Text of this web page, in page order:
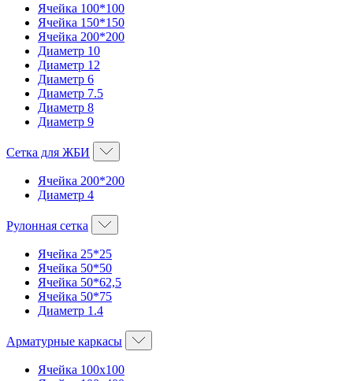
Ячейка 100*100
Ячейка 150*150
Ячейка 200*200
Диаметр 10
Диаметр 12
Диаметр 6
Диаметр 7.5
Диаметр 8
Диаметр 9
Сетка для ЖБИ
Ячейка 200*200
Диаметр 4
Рулонная сетка
Ячейка 25*25
Ячейка 50*50
Ячейка 50*62,5
Ячейка 50*75
Диаметр 1.4
Арматурные каркасы
Ячейка 100х100